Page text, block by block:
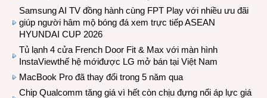
Samsung AI TV đồng hành cùng FPT Play với nhiều ưu đãi
giúp người hâm mộ bóng đá xem trực tiếp ASEAN
HYUNDAI CUP 2026
Tủ lạnh 4 cửa French Door Fit & Max với màn hình
InstaViewthế hệ mớiđược LG mở bán tại Việt Nam
MacBook Pro đã thay đổi trong 5 năm qua
Chip Qualcomm tăng giá vì hết còn chịu đựng nổi áp lực giá